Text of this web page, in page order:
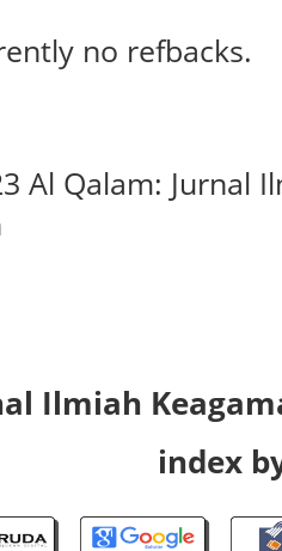
no refbacks.
Al Qalam: Jurnal
Ilmiah
index